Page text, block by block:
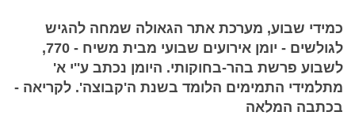
כמידי שבוע, מערכת אתר הגאולה שמחה להגיש
לגולשים - יומן אירועים שבועי מבית משיח - 770,
לשבוע פרשת בהר-בחוקותי. היומן נכתב ע''י א'
מתלמידי התמימים הלומד בשנת ה'קבוצה'. לקריאה -
בכתבה המלאה